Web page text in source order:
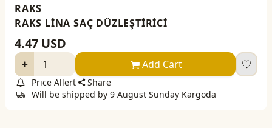
RAKS
RAKS LİNA SAÇ DÜZLEŞTİRİCİ
4.47 USD
Add Cart
Price Allert
Share
Will be shipped by 9 August Sunday Kargoda